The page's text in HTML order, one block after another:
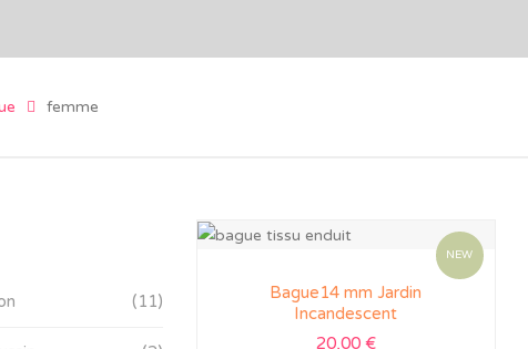
femme
(11)
NEW
Bague14 mm Jardin
Incandescent
20,00 €